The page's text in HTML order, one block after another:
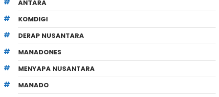
ANTARA
KOMDIGI
DERAP NUSANTARA
MANADONES
MENYAPA NUSANTARA
MANADO